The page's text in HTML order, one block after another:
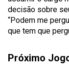
decisão sobre
“Podem me
que tem que
Próximo